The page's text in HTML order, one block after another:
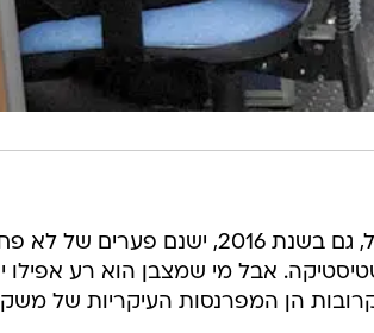
ומתפרסם כאן לראשונה מסביר זאת
ויהיו מוכנות מוכנות לעבוד בשכר
תביעה חברתית כלפי הנשים להיות
חוקרי המכון, המתבססים על ניתוח סקר חברתי של הלמ"ס משנת 2012, גם כותבים כי
מדווחות על הפרת זכויות עובדים יותר מנשים יהודיות שאינן חרדיות. לפי המחקר, 18% מהנשים